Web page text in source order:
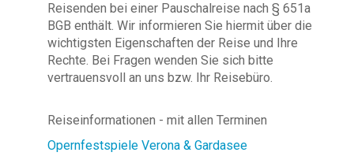
Reisenden bei einer Pauschalreise nach § 651a
BGB enthält. Wir informieren Sie hiermit über die
wichtigsten Eigenschaften der Reise und Ihre
Rechte. Bei Fragen wenden Sie sich bitte
vertrauensvoll an uns bzw. Ihr Reisebüro.
Reiseinformationen - mit allen Terminen
Opernfestspiele Verona & Gardasee